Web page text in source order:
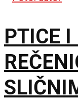
PTICE I